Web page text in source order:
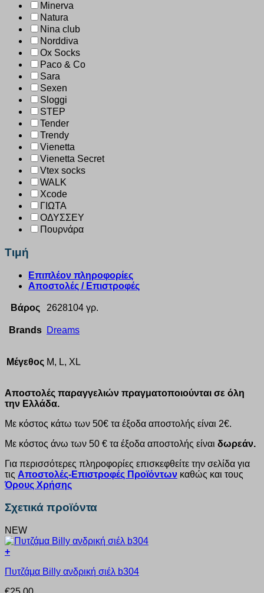
Minerva
Natura
Nina club
Norddiva
Ox Socks
Paco & Co
Sara
Sexen
Sloggi
STEP
Tender
Trendy
Vienetta
Vienetta Secret
Vtex socks
WALK
Xcode
ΓΙΩΤΑ
ΟΔΥΣΣΕΥ
Πουρνάρα
Τιμή
Επιπλέον πληροφορίες
Αποστολές / Επιστροφές
Βάρος 2628104 γρ.
Brands Dreams
Μέγεθος M, L, XL
Αποστολές παραγγελιών πραγματοποιούνται σε όλη
την Ελλάδα.
Με κόστος κάτω των 50€ τα έξοδα αποστολής είναι 2€.
Με κόστος άνω των 50 € τα έξοδα αποστολής είναι δωρεάν.
Για περισσότερες πληροφορίες επισκεφθείτε την σελίδα για
τις Αποστολές-Επιστροφές Προϊόντων καθώς και τους
Όρους Χρήσης
Σχετικά προϊόντα
NEW
+
το
Πυτζάμα Billy ανδρική σιέλ b304